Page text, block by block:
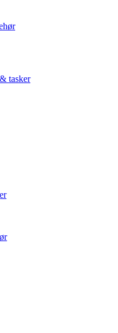
tasker